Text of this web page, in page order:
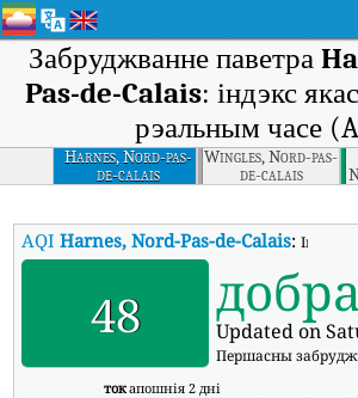
Забруджванне паветра
Pas-de-Calais: індэкс
рэальным часе
Harnes, Nord-pas-
de-calais
Wingles, Nord-pas-
de-calais
AQIHarnes, Nord-Pas-de-Calais:Індэкс
48 добра
Updated on
Першасны
токапошнія 2 дні